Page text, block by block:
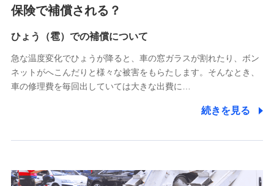
被紹介者への連絡、及び当社と取引のあるもしくは委託を受
けている保険会社・提携会社の保険その他に関する情報を提
供し、金融商品等の契約を勧奨するため
アンケートやキャンペーン等の実施のため
上記に係る連絡・手続き・管理等付帯業務を行うため
5.通話録音にて取得する情報
7.社員（従業者）の個人情報
保険で補償される？
ひょう（雹）での補償について
急な温度変化でひょうが降ると、車の窓ガラスが割れたり、ボン
ネットがへこんだりと様々な被害をもらたします。そんなとき、
車の修理費を毎回出していては大きな出費に…
続きを見る